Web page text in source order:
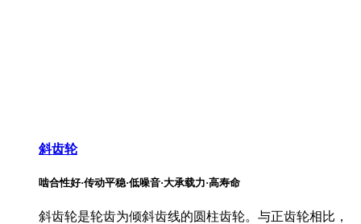
斜齿轮
啮合性好·传动平稳·低噪音·大承载力·高寿命
斜齿轮是轮齿为倾斜齿线的圆柱齿轮。与正齿轮相比，